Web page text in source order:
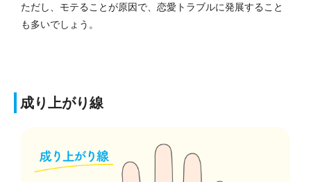
ただし、モテることが原因で、恋愛トラブルに発展すること
も多いでしょう。
成り上がり線